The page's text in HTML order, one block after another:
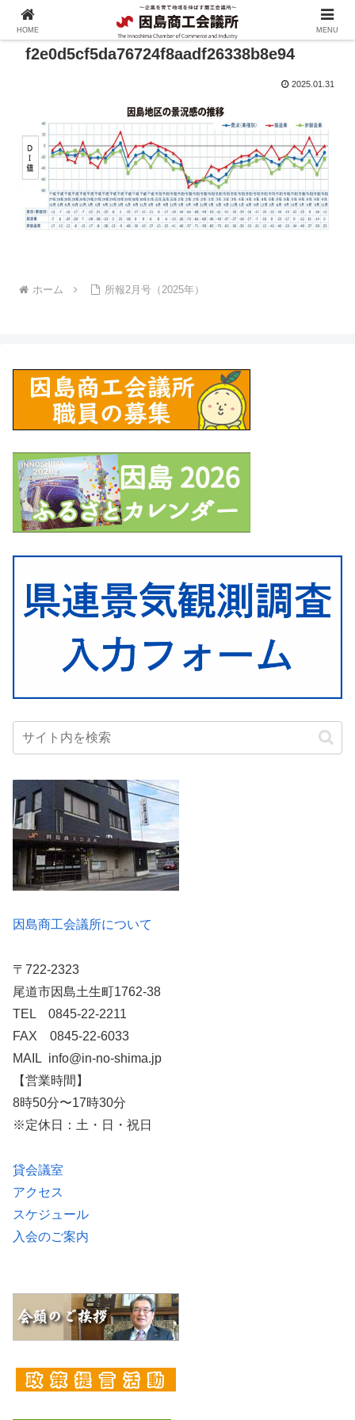
f2e0d5cf5da76724f8aadf26338b8e94
2025.01.31
ホーム 所報2月号（2025年）
因島商工会議所について
〒722-2323
尾道市因島土生町1762-38
TEL 0845-22-2211
FAX 0845-22-6033
MAIL info@in-no-shima.jp
【営業時間】
8時50分〜17時30分
※定休日：土・日・祝日
貸会議室
アクセス
スケジュール
入会のご案内
HOME MENU